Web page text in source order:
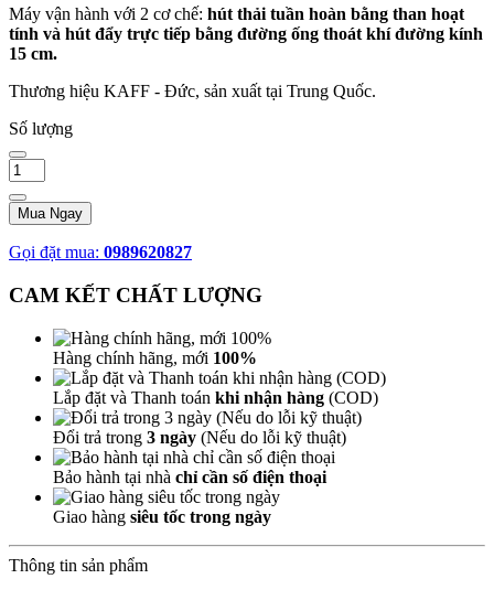
Máy vận hành với 2 cơ chế: hút thải tuần hoàn bằng than hoạt
tính và hút đẩy trực tiếp bằng đường ống thoát khí đường kính
15 cm.
Thương hiệu KAFF - Đức, sản xuất tại Trung Quốc.
Số lượng
Mua Ngay
Gọi đặt mua: 0989620827
CAM KẾT CHẤT LƯỢNG
Hàng chính hãng, mới 100%
Lắp đặt và Thanh toán khi nhận hàng (COD)
Đổi trả trong 3 ngày (Nếu do lỗi kỹ thuật)
Bảo hành tại nhà chỉ cần số điện thoại
Giao hàng siêu tốc trong ngày
Thông tin sản phẩm